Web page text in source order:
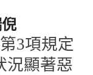
3項規定
況顯著惡